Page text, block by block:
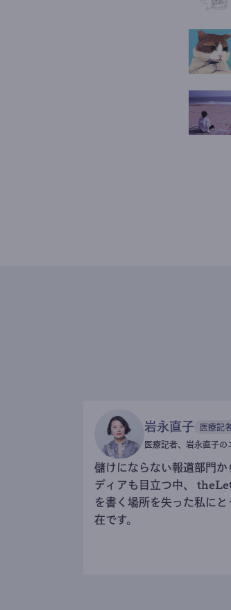
岩永直子 医療記
医療記者、岩永直子の
儲けにならない報道部門か
ディアも目立つ中、
を書く場所を失った私にと
在です。